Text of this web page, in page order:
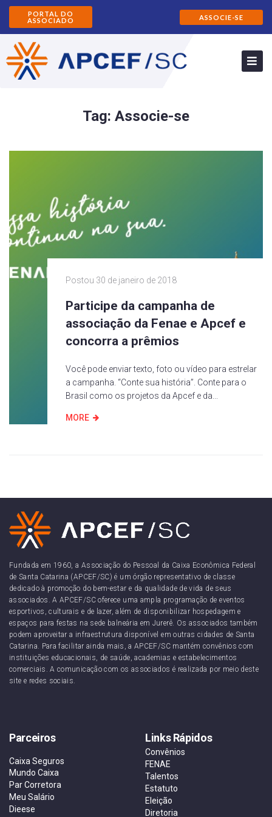
PORTAL DO
ASSOCIADO
ASSOCIE-SE
Tag: Associe-se
Postou 30 de janeiro de 2018
Participe da campanha de
associação da Fenae e Apcef e
concorra a prêmios
Você pode enviar texto, foto ou vídeo para estrelar
a campanha. “Conte sua história”. Conte para o
Brasil como os projetos da Apcef e da...
MORE
Fundada em 1960, a Associação do Pessoal da Caixa Econômica Federal
de Santa Catarina (APCEF/SC) é um órgão representativo de classe
dedicado à promoção do bem-estar e da qualidade de vida de seus
associados. A APCEF/SC oferece uma ampla programação de eventos
esportivos, culturais e de lazer, além de disponibilizar hospedagem e
espaços para festas na sede balneária em Jurerê. Os associados também
podem aproveitar a infraestrutura disponível em outras cidades de Santa
Catarina. Para facilitar ainda mais, a APCEF/SC mantém convênios com
instituições educacionais, de saúde, academias e estabelecimentos
comerciais. A comunicação com os associados é realizada por meio deste
site e redes sociais.
Parceiros
Caixa Seguros
Mundo Caixa
Par Corretora
Meu Salário
Dieese
Links Rápidos
Convênios
FENAE
Talentos
Estatuto
Eleição
Diretoria